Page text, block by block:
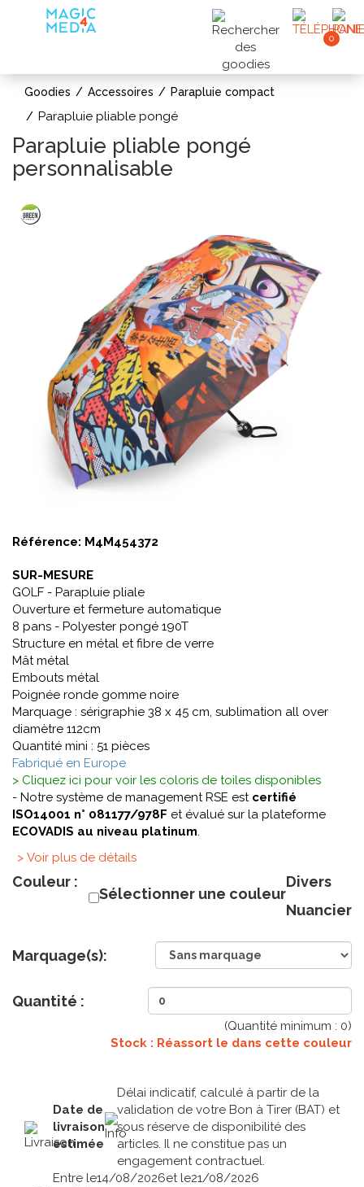
0
Goodies Accessoires Parapluie compact
Parapluie pliable pongé
Parapluie pliable pongé
personnalisable
Référence: M4M454372
SUR-MESURE
GOLF - Parapluie pliale
Ouverture et fermeture automatique
8 pans - Polyester pongé 190T
Structure en métal et fibre de verre
Mât métal
Embouts métal
Poignée ronde gomme noire
Marquage : sérigraphie 38 x 45 cm, sublimation all over
diamètre 112cm
Quantité mini : 51 pièces
Fabriqué en Europe
> Cliquez ici pour voir les coloris de toiles disponibles
- Notre système de management RSE est certifié
ISO14001 n° 081177/978F et évalué sur la plateforme
ECOVADIS au niveau platinum.
> Voir plus de détails
Couleur :
Sélectionner une couleur
Divers
Nuancier
Marquage(s):
Quantité :
(Quantité minimum : 0)
Stock : Réassort le dans cette couleur
Date de
livraison
estimée
Délai indicatif, calculé à partir de la
validation de votre Bon à Tirer (BAT) et
sous réserve de disponibilité des
articles. Il ne constitue pas un
engagement contractuel.
Entre le14/08/2026et le21/08/2026